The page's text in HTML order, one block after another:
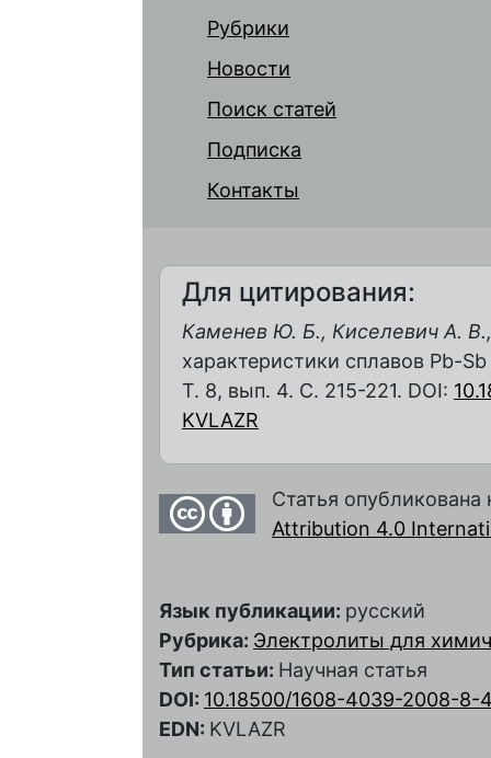
Рубрики
Новости
Поиск статей
Подписка
Контакты
Для цитирования:
Каменев Ю. Б., Киселевич А.
характеристики сплавов Pb-
Т. 8, вып. 4. С. 215-221. DOI:
KVLAZR
Статья
Attribution 4.0
Язык публикации: русский
Рубрика: Электролиты для
Тип статьи: Научная статья
DOI: 10.18500/1608-4039-2008-8-
EDN: KVLAZR